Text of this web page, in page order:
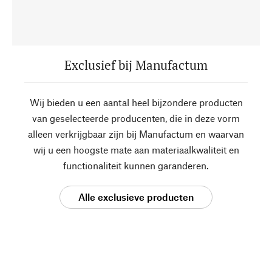
Exclusief bij Manufactum
Wij bieden u een aantal heel bijzondere producten
van geselecteerde producenten, die in deze vorm
alleen verkrijgbaar zijn bij Manufactum en waarvan
wij u een hoogste mate aan materiaalkwaliteit en
functionaliteit kunnen garanderen.
Alle exclusieve producten